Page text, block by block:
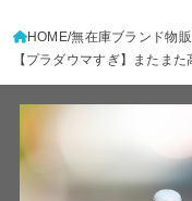
HOME 無在庫ブランド物販
【プラダウマすぎ】またま